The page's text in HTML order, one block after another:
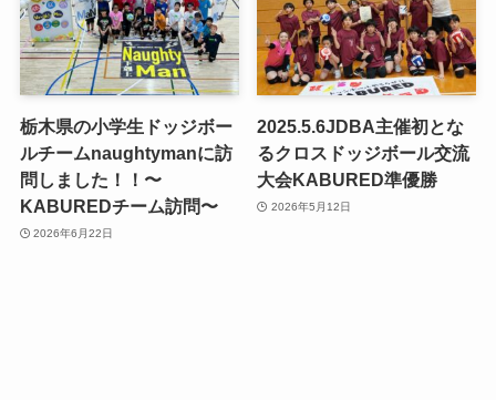
栃木県の小学生ドッジボー
ルチームnaughtymanに訪
問しました！！〜
KABUREDチーム訪問〜
2026年6月22日
2025.5.6JDBA主催初とな
るクロスドッジボール交流
大会KABURED準優勝
2026年5月12日